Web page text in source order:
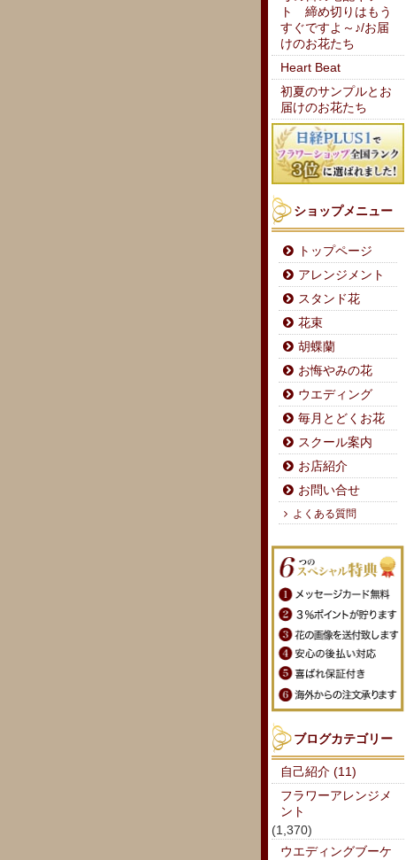
ト 締め切りはもう
すぐですよ～♪/お届
けのお花たち
Heart Beat
初夏のサンプルとお
届けのお花たち
ショップメニュー
トップページ
アレンジメント
スタンド花
花束
胡蝶蘭
お悔やみの花
ウエディング
毎月とどくお花
スクール案内
お店紹介
お問い合せ
よくある質問
ブログカテゴリー
自己紹介 (11)
フラワーアレンジメ
ント
(1,370)
ウエディングブーケ